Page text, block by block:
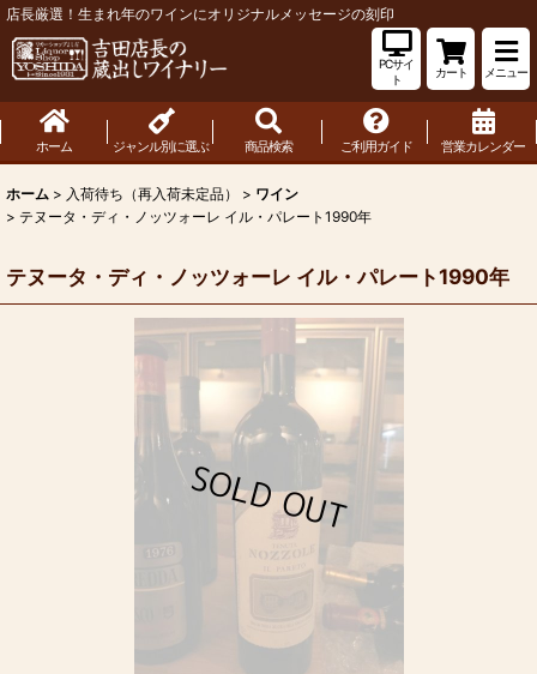
店長厳選！生まれ年のワインにオリジナルメッセージの刻印
PCサイ
ト
カート メニュー
ホーム ジャンル別に選ぶ 商品検索 ご利用ガイド 営業カレンダー
ホーム > 入荷待ち（再入荷未定品） > ワイン
> テヌータ・ディ・ノッツォーレ イル・パレート1990年
テヌータ・ディ・ノッツォーレ イル・パレート1990年